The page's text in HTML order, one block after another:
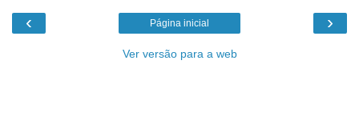
‹ ›
Página inicial
Ver versão para a web